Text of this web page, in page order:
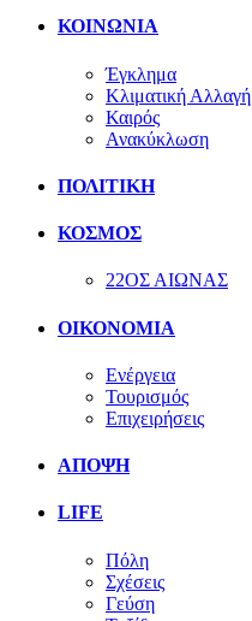
ΚΟΙΝΩΝΙΑ
Έγκλημα
Κλιματική Αλλαγή
Καιρός
Ανακύκλωση
ΠΟΛΙΤΙΚΗ
ΚΟΣΜΟΣ
22ΟΣ ΑΙΩΝΑΣ
ΟΙΚΟΝΟΜΙΑ
Ενέργεια
Τουρισμός
Επιχειρήσεις
ΑΠΟΨΗ
LIFE
Πόλη
Σχέσεις
Γεύση